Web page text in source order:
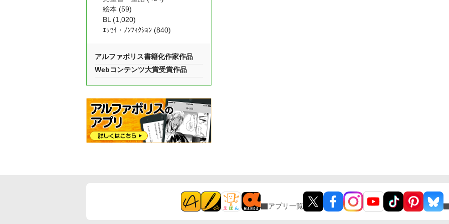
絵本 (59)
BL (1,020)
ｴｯｾｲ・ﾉﾝﾌｨｸｼｮﾝ (840)
アルファポリス書籍化作家作品
Webコンテンツ大賞受賞作品
アプリ一覧